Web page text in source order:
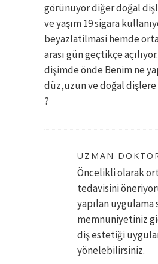
görünüyor diğer doğal
ve yaşım 19 sigara
beyazlatilmasi hemde
arası gün geçtikçe
dişimde önde Benim ne
düz,uzun ve doğal
?
UZMAN
Öncelikli olarak
tedavisini
yapılan uygulama
memnuniyetiniz
diş estetiği
yönelebilirsiniz.